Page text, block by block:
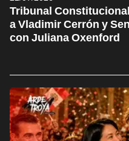
Tribunal
a Vladimir Cerrón y
con Juliana Oxenford